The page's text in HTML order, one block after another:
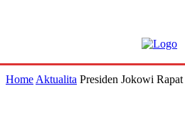
Home Aktualita Presiden Jokowi